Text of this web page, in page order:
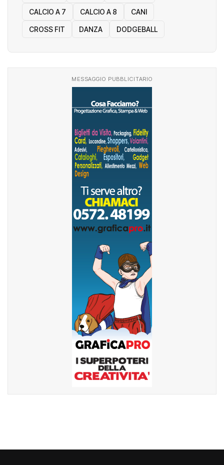
CALCIO A 7 CALCIO A 8 CANI
CROSS FIT DANZA DODGEBALL
MESSAGGIO PUBBLICITARIO